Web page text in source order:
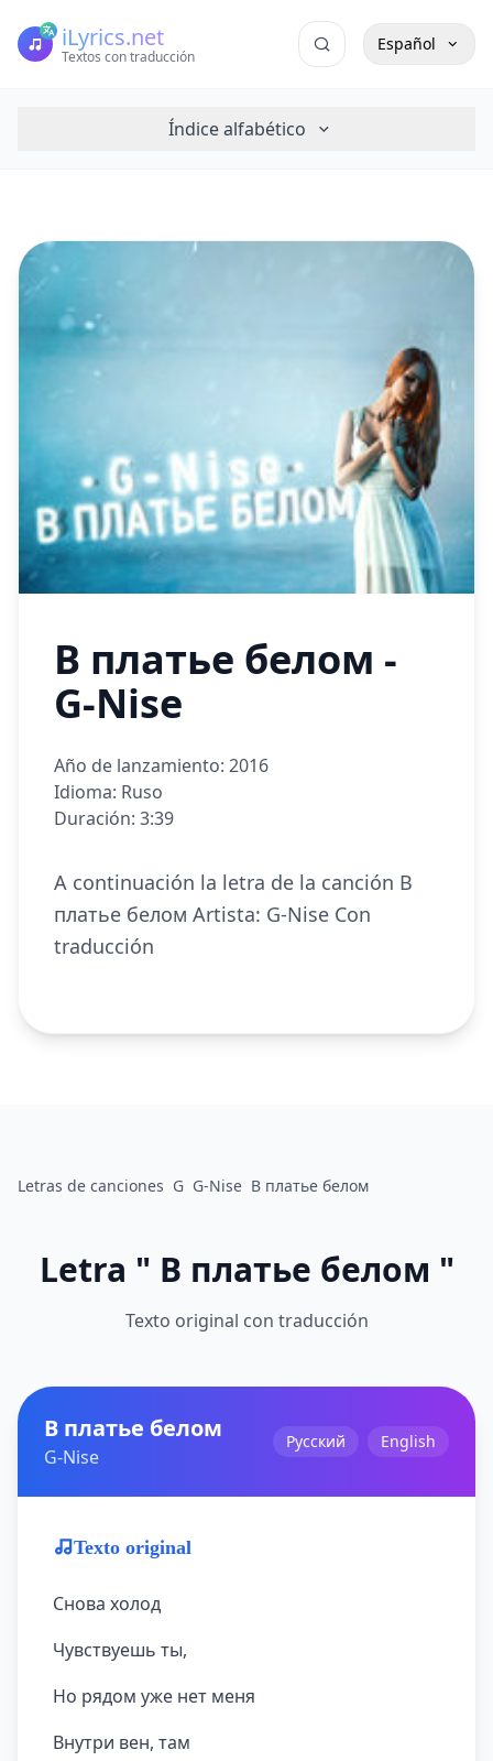
iLyrics.net
Textos con traducción
Español
Índice alfabético
В платье белом -
G-Nise
Año de lanzamiento: 2016
Idioma: Ruso
Duración: 3:39
A continuación la letra de la canción В
платье белом Artista: G-Nise Con
traducción
Letras de canciones G G-Nise В платье белом
Letra " В платье белом "
Texto original con traducción
В платье белом
G-Nise
Русский English
Texto original
Снова холод
Чувствуешь ты,
Но рядом уже нет меня
Внутри вен, там